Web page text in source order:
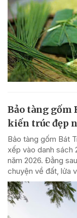
Bảo tàng
kiến trúc đẹp
Bảo tàng gốm Bát
xếp vào danh sách
năm 2026. Đằng
chuyện về đất, lửa